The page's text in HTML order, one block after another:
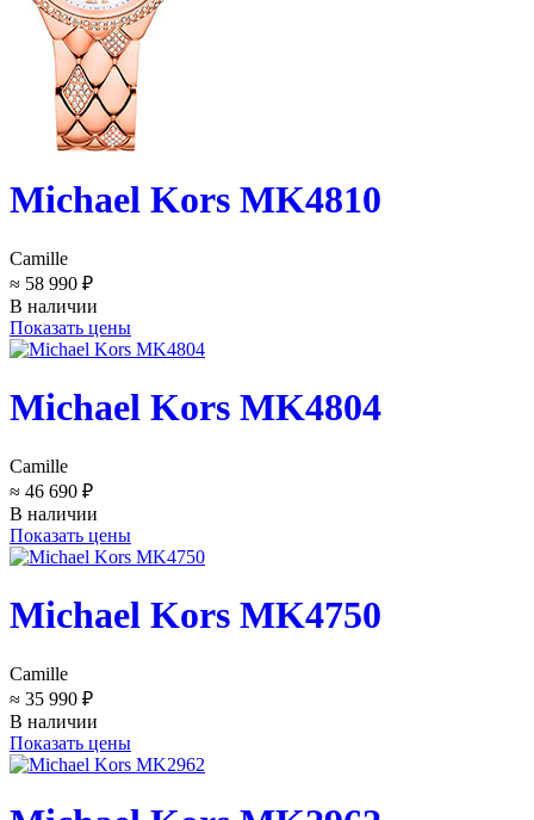
Michael Kors MK4810
Camille
≈ 58 990 ₽
В наличии
Показать цены
Michael Kors MK4804
Camille
≈ 46 690 ₽
В наличии
Показать цены
Michael Kors MK4750
Camille
≈ 35 990 ₽
В наличии
Показать цены